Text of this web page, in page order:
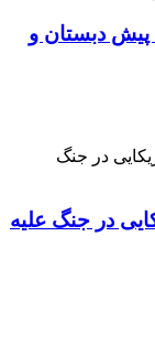
پیش دبستان و
در جنگ علیه